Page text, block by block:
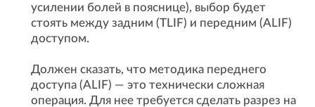
усилении болей в пояснице), выбор будет
стоять между задним (TLIF) и передним (ALIF)
доступом.
Должен сказать, что методика переднего
доступа (ALIF) — это технически сложная
операция. Для нее требуется сделать разрез на